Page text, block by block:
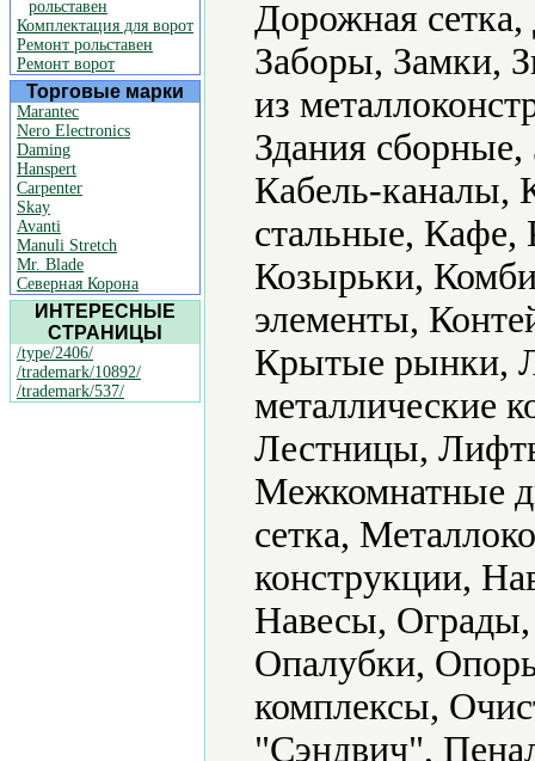
рольставен
Комплектация для ворот
Ремонт рольставен
Ремонт ворот
Торговые марки
Marantec
Nero Electronics
Daming
Hanspert
Carpenter
Skay
Avanti
Manuli Stretch
Mr. Blade
Северная Корона
ИНТЕРЕСНЫЕ
СТРАНИЦЫ
/type/2406/
/trademark/10892/
/trademark/537/
Дорожная
Заборы, Замки,
из
Здания
Кабель-каналы,
стальные, Кафе,
Козырьки,
элементы,
Крытые рынки,
металлические
Лестницы,
Межкомнатные
сетка,
конструкции,
Навесы,
Опалубки,
комплексы,
"Сэндвич",